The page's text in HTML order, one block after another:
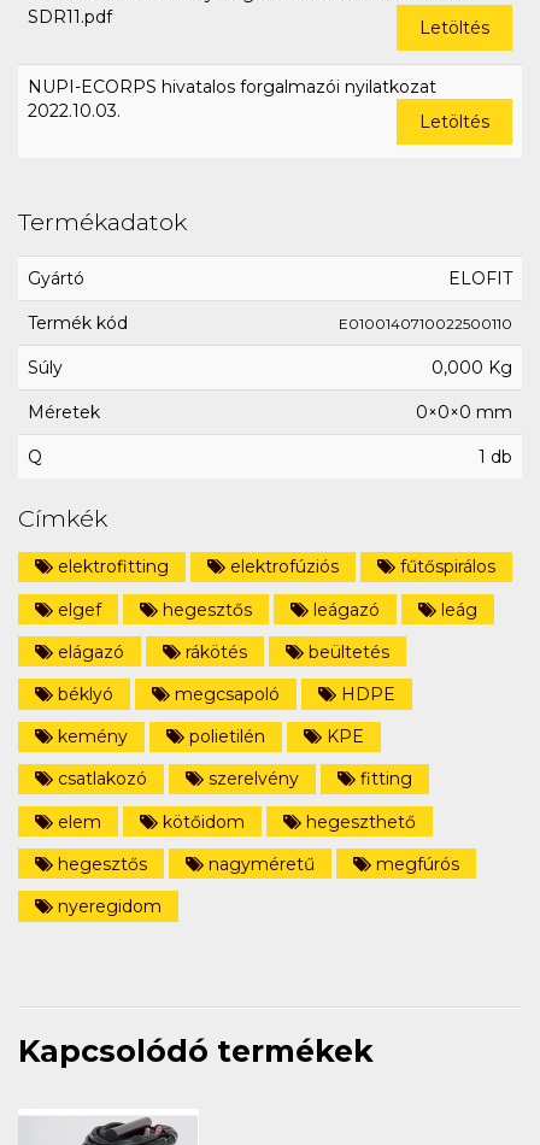
SDR11.pdf
Letöltés
NUPI-ECORPS hivatalos forgalmazói nyilatkozat
2022.10.03.
Letöltés
Termékadatok
Gyártó ELOFIT
Termék kód E0100140710022500110
Súly 0,000 Kg
Méretek 0×0×0 mm
Q 1 db
Címkék
elektrofitting elektrofúziós
fűtőspirálos
elgef
hegesztős leágazó
leág
elágazó
rákötés
beültetés
béklyó
megcsapoló
HDPE
kemény
polietilén
KPE
csatlakozó
szerelvény
fitting
elem
kötőidom
hegeszthető
hegesztős
nagyméretű
megfúrós
nyeregidom
Kapcsolódó termékek